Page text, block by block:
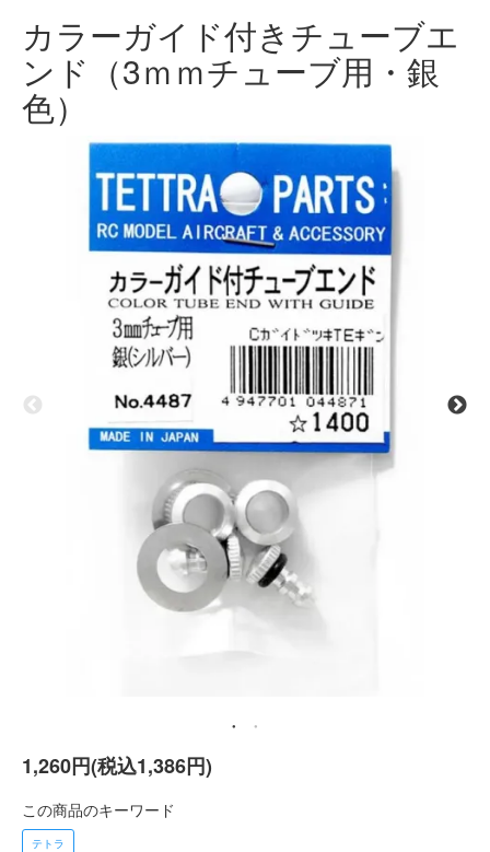
カラーガイド付きチューブエ
ンド（3ｍｍチューブ用・銀
色）
1,260円(税込1,386円)
この商品のキーワード
テトラ